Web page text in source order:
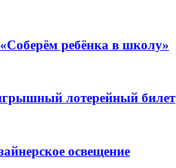
ребёнка в школу»
лотерейный билет
освещение